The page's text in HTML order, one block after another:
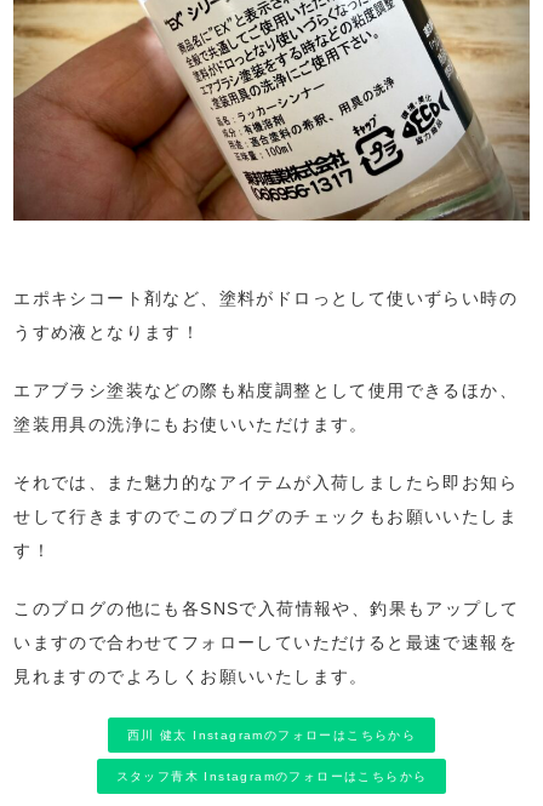
エポキシコート剤など、塗料がドロっとして使いずらい時の
うすめ液となります！
エアブラシ塗装などの際も粘度調整として使用できるほか、
塗装用具の洗浄にもお使いいただけます。
それでは、また魅力的なアイテムが入荷しましたら即お知ら
せして行きますのでこのブログのチェックもお願いいたしま
す！
このブログの他にも各SNSで入荷情報や、釣果もアップして
いますので合わせてフォローしていただけると最速で速報を
見れますのでよろしくお願いいたします。
西川 健太 Instagramのフォローはこちらから
スタッフ青木 Instagramのフォローはこちらから